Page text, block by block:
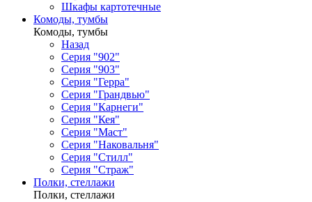
Шкафы картотечные
Комоды, тумбы
Комоды, тумбы
Назад
Серия "902"
Серия "903"
Серия "Герра"
Серия "Грандвью"
Серия "Карнеги"
Серия "Кея"
Серия "Маст"
Серия "Наковальня"
Серия "Стилл"
Серия "Страж"
Полки, стеллажи
Полки, стеллажи